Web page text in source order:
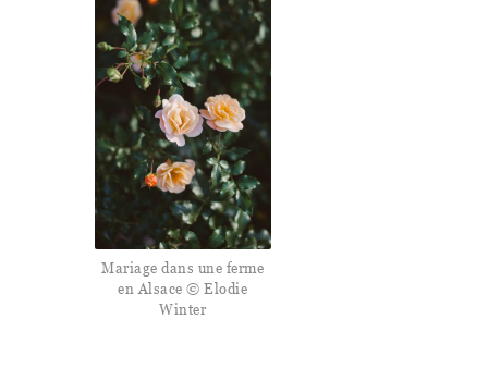
Mariage dans une ferme
en Alsace © Elodie
Winter